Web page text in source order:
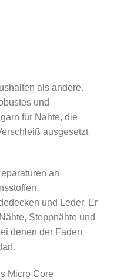
als andere.
und
für Nähte, die
ausgesetzt
an
und Leder. Er
Steppnähte und
denen der Faden
Micro Core